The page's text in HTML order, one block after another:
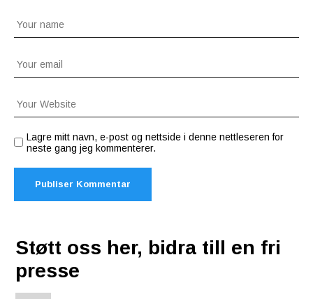
Lagre mitt navn, e-post og nettside i denne nettleseren for
neste gang jeg kommenterer.
Støtt oss her, bidra till en fri
presse